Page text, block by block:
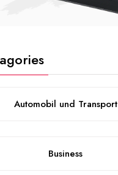
Automobil und Transport
Business